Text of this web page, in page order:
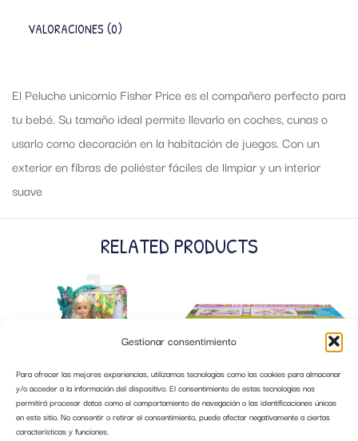
Gestionar consentimiento
Para ofrecer las mejores experiencias, utilizamos tecnologías como las cookies para almacenar
y/o acceder a la información del dispositivo. El consentimiento de estas tecnologías nos
permitirá procesar datos como el comportamiento de navegación o las identificaciones únicas
en este sitio. No consentir o retirar el consentimiento, puede afectar negativamente a ciertas
características y funciones.
VALORACIONES (0)
El Peluche unicornio Fisher Price es el compañero perfecto para
tu bebé. Su tamaño ideal permite llevarlo en coches, cunas o
usarlo como decoración en la habitación de juegos. Con un
exterior en fibras de poliéster fáciles de limpiar y un interior
suave
RELATED PRODUCTS